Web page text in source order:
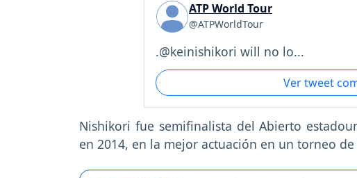
ATP World Tour
@ATPWorldTour
.@keinishikori will no lo...
Ver tweet
Nishikori fue semifinalista del Abierto
en 2014, en la mejor actuación en un torneo